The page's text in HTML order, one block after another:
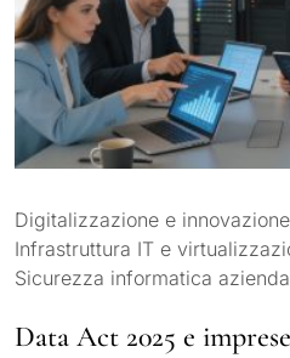
Digitalizzazione e
Infrastruttura IT e
Sicurezza informatica
Data Act 2025 e